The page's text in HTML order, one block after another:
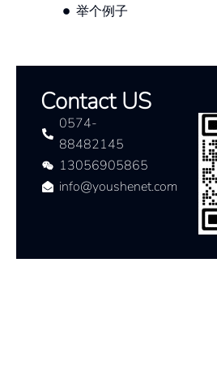
举个例子
Contact US
0574-
88482145
13056905865
info@youshenet.com